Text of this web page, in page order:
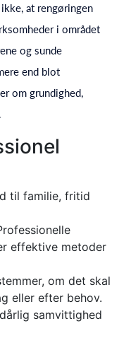
at rengøringen
i området
og sunde
end blot
om grundighed,
til familie, fritid
effektive metoder
om det skal
eller efter behov.
samvittighed